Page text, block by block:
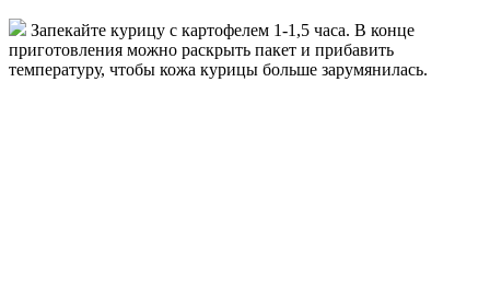
Запекайте курицу с картофелем 1-1,5 часа. В конце
приготовления можно раскрыть пакет и прибавить
температуру, чтобы кожа курицы больше зарумянилась.